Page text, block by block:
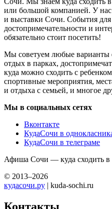
или большой компанией. У
и выставки Сочи. События
достопримечательности и
обязательно стоит посетить!
Мы советуем любые
отдых в парках,
куда можно сходить с
спортивные мероприятия,
и отдыха с семьей, и многое
Мы в социальных сетях
Вконтакте
КудаСочи в
КудаСочи в телеграме
Афиша Сочи — куда сходить в
© 2013–2026
кудасочи.ру | kuda-sochi.ru
Контакты